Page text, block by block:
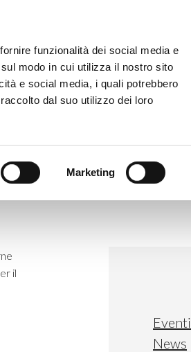
funzionalità dei social media e
modo in cui utilizza il nostro sito
e social media, i quali potrebbero
dal suo utilizzo dei loro
Marketing
il
Eventi
News